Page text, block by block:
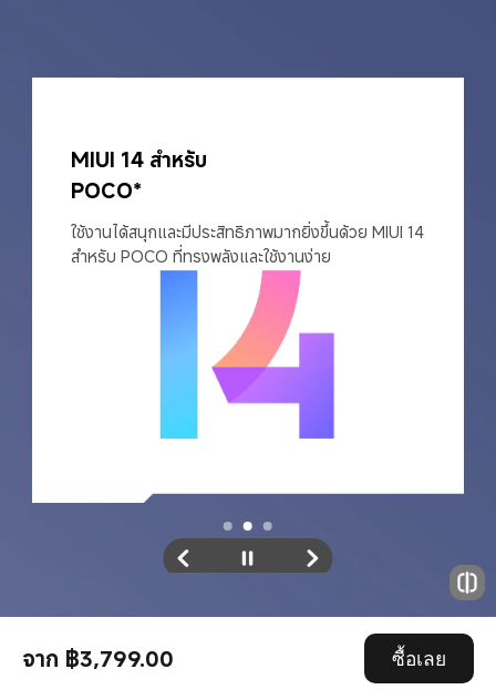
จาก ฿3,799.00 ซื้อเลย
NFC มัลติฟังก์ชัน
หมายเหตุ: